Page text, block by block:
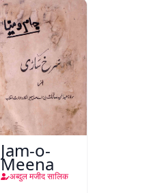
Jam-o-
Meena
अब्दुल मजीद सालिक